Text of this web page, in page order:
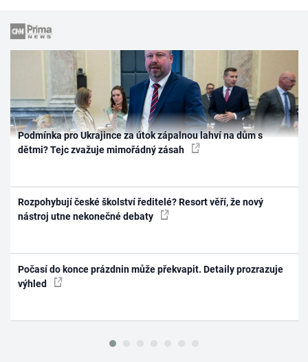
Podmínka pro Ukrajince za útok zápalnou lahví na dům s
dětmi? Tejc zvažuje mimořádný zásah
Rozpohybují české školství ředitelé? Resort věří, že nový
nástroj utne nekonečné debaty
Počasí do konce prázdnin může překvapit. Detaily prozrazuje
výhled